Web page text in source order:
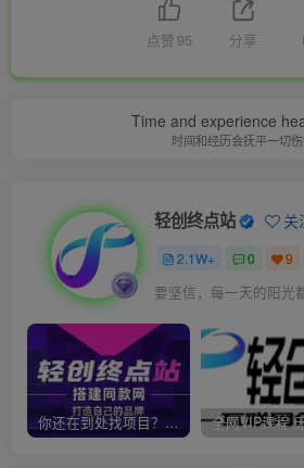
点赞 95 分享
Time and experience
时间和经历会抚平一切
轻创终点站 关
2.1W+ 0 9
要坚信，每一天的阳光
你还在到处找项目？还在当韭菜？我靠卖项目一个月收入5万+，曾经我也是个失败者。